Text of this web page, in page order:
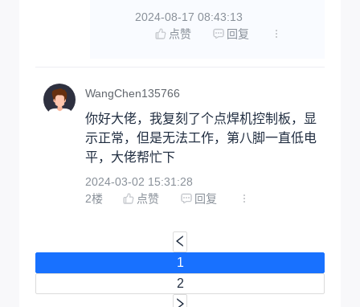
2024-08-17 08:43:13
点赞
回复
WangChen135766
你好大佬，我复刻了个点焊机控制板，显
示正常，但是无法工作，第八脚一直低电
平，大佬帮忙下
2024-03-02 15:31:28
2楼 点赞 回复
1
2